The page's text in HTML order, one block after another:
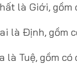
là Giới, gồm
là Ðịnh, gồm
là Tuệ, gồm